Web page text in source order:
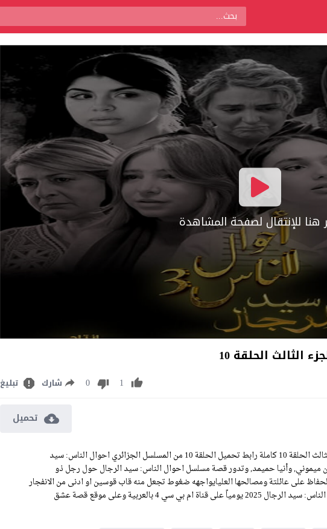
هنا للإنتقال لصفحة المشاهدة
الحلقة 10
1
0 شارك تبليغ
تحميل
مشاهدة مسلسل احوال الناس: سيد الرجال الجزء الثالث الحلقة 10 كاملة رابط تحميل الحلقة 10 من المسلسل الجزائري احوال الناس: سيد
ميموني, وأنيا حميمد, وتدور قصة مسلسل احوال الناس: سيد الرجال حول رجل ذو
على عائلتة ومصالحها العليايواجهه ضغوط تجعل منه قاب قوسين او ادنى من الانفجار
بسبب قوة الضغوط من حولة, وتعرض حلقات احوال الناس: سيد الرجال 2025 يومياً على قناة ام بي سي 4 بالعربية وعلى موقع قصة عشق